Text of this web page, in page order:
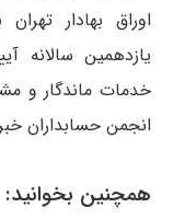
خدمات ماندگار و
انجمن حسابداران
همچنین بخوانید: